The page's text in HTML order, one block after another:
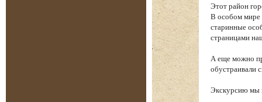
Этот район
В особом мире
старинные
страницами
А еще можно
обустраивали
Экскурсию мы